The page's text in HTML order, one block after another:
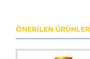
ÖNERILEN ÜRÜNLER